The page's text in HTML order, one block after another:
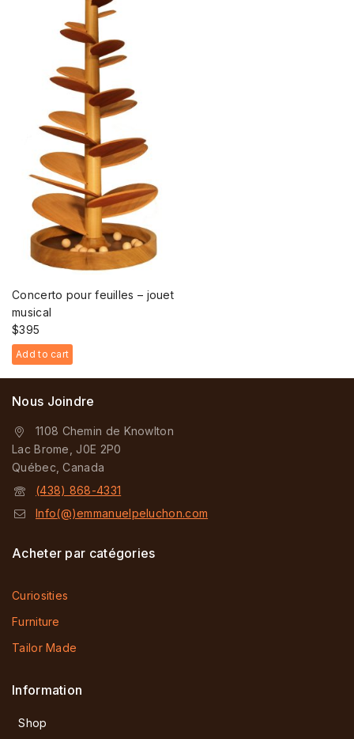
Concerto pour feuilles – jouet
musical
$395
Add to cart
Nous Joindre
1108 Chemin de Knowlton
Lac Brome, J0E 2P0
Québec, Canada
(438) 868-4331
Info(@)emmanuelpeluchon.com
Acheter par catégories
Curiosities
Furniture
Tailor Made
Information
Shop